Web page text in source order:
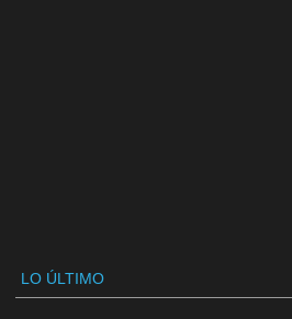
LO ÚLTIMO